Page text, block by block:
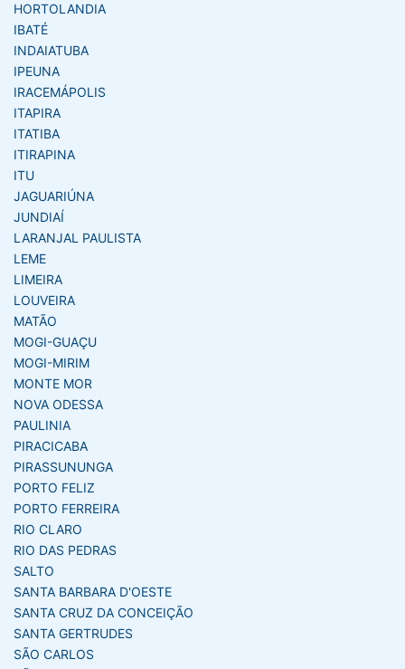
HORTOLANDIA
IBATÉ
INDAIATUBA
IPEUNA
IRACEMÁPOLIS
ITAPIRA
ITATIBA
ITIRAPINA
ITU
JAGUARIÚNA
JUNDIAÍ
LARANJAL PAULISTA
LEME
LIMEIRA
LOUVEIRA
MATÃO
MOGI-GUAÇU
MOGI-MIRIM
MONTE MOR
NOVA ODESSA
PAULINIA
PIRACICABA
PIRASSUNUNGA
PORTO FELIZ
PORTO FERREIRA
RIO CLARO
RIO DAS PEDRAS
SALTO
SANTA BARBARA D'OESTE
SANTA CRUZ DA CONCEIÇÃO
SANTA GERTRUDES
SÃO CARLOS